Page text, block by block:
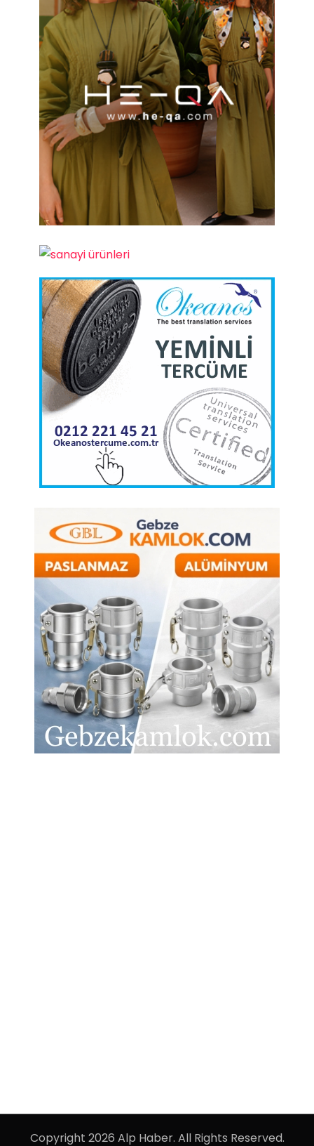
Copyright 2026 Alp Haber. All Rights Reserved.